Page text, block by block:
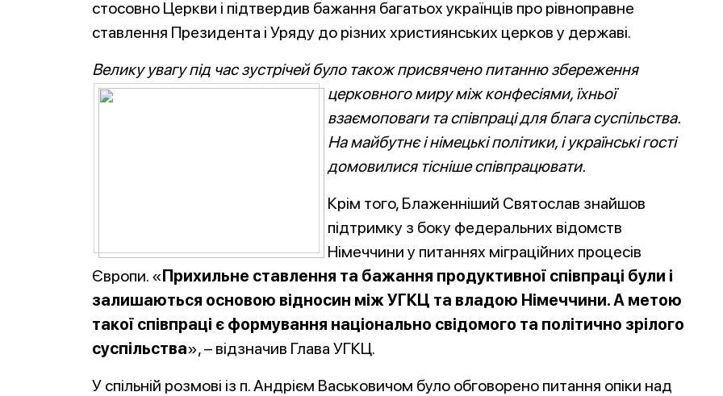
стосовно Церкви і підтвердив бажання багатьох українців про рівноправне
ставлення Президента і Уряду до різних християнських церков у державі.
Велику увагу під час зустрічей було також присвячено питанню збереження
церковного миру між конфесіями, їхньої
взаємоповаги та співпраці для блага суспільства.
На майбутнє і німецькі політики, і українські гості
домовилися тісніше співпрацювати.
Крім того, Блаженніший Святослав знайшов
підтримку з боку федеральних відомств
Німеччини у питаннях міграційних процесів
Європи. «Прихильне ставлення та бажання продуктивної співпраці були і
залишаються основою відносин між УГКЦ та владою Німеччини. А метою
такої співпраці є формування національно свідомого та політично зрілого
суспільства», – відзначив Глава УГКЦ.
У спільній розмові із п. Андрієм Васьковичом було обговорено питання опіки над